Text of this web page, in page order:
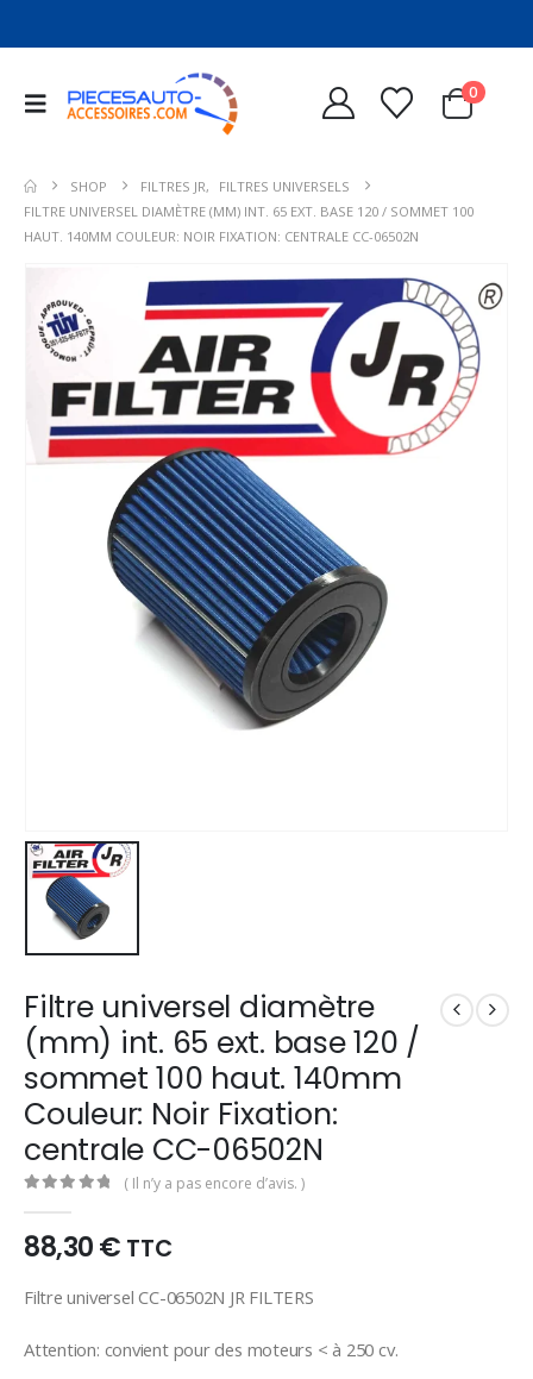
0
SHOP FILTRES JR,
FILTRES UNIVERSELS
FILTRE UNIVERSEL DIAMÈTRE (MM) INT. 65 EXT. BASE 120 / SOMMET 100
HAUT. 140MM COULEUR: NOIR FIXATION: CENTRALE CC-06502N
Filtre universel diamètre
(mm) int. 65 ext. base 120 /
sommet 100 haut. 140mm
Couleur: Noir Fixation:
centrale CC-06502N
( Il n’y a pas encore d’avis. )
88,30€ TTC
Filtre universel CC-06502N JR FILTERS
Attention: convient pour des moteurs < à 250 cv.